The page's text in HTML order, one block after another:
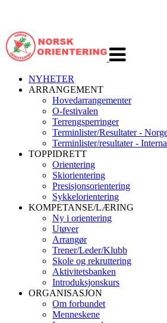
navigasjon
NYHETER
ARRANGEMENT
Hovedarrangementer
O-festivalen
Terrengsperringer
Terminlister/Resultater -
Terminlister/resultater -
TOPPIDRETT
Orientering
Skiorientering
Presisjonsorientering
Sykkelorientering
KOMPETANSE/LÆRING
Ny i orientering
Utøver
Arrangør
Trener/Leder/Klubb
Skole og rekruttering
Aktivitetsbanken
Introduksjonskurs
ORGANISASJON
Om forbundet
Menneskene